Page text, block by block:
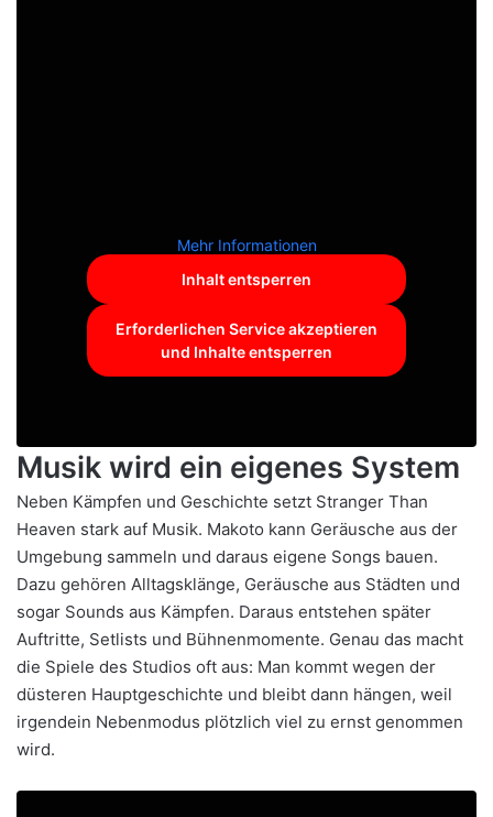
Mehr Informationen
Inhalt entsperren
Erforderlichen Service akzeptieren
und Inhalte entsperren
Musik wird ein eigenes System
Neben Kämpfen und Geschichte setzt Stranger Than
Heaven stark auf Musik. Makoto kann Geräusche aus der
Umgebung sammeln und daraus eigene Songs bauen.
Dazu gehören Alltagsklänge, Geräusche aus Städten und
sogar Sounds aus Kämpfen. Daraus entstehen später
Auftritte, Setlists und Bühnenmomente. Genau das macht
die Spiele des Studios oft aus: Man kommt wegen der
düsteren Hauptgeschichte und bleibt dann hängen, weil
irgendein Nebenmodus plötzlich viel zu ernst genommen
wird.